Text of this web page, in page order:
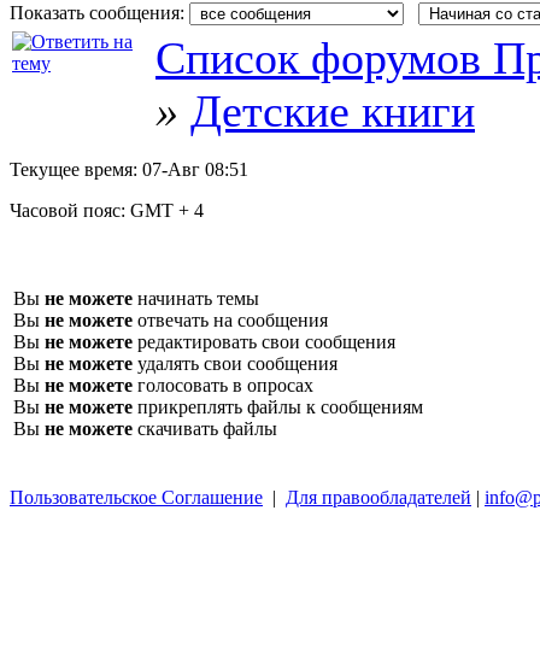
Показать сообщения:
Список форумов
» Детские книги
Текущее время: 07-Авг 08:51
Часовой пояс: GMT + 4
Вы не можете начинать темы
Вы не можете отвечать на сообщения
Вы не можете редактировать свои сообщения
Вы не можете удалять свои сообщения
Вы не можете голосовать в опросах
Вы не можете прикреплять файлы к сообщениям
Вы не можете скачивать файлы
Пользовательское Соглашение | Для правообладателей |